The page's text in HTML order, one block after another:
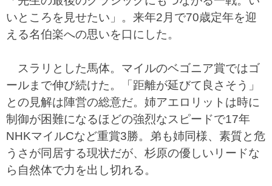
いところを見せたい」。来年2月で70歳定年を迎
える名伯楽への思いを口にした。
スラリとした馬体。マイルのベゴニア賞ではゴ
ールまで伸び続けた。「距離が延びて良さそう」
との見解は陣営の総意だ。姉アエロリットは時に
制御が困難になるほどの強烈なスピードで17年
NHKマイルCなど重賞3勝。弟も姉同様、素質と危
うさが同居する現状だが、杉原の優しいリードな
ら自然体で力を出し切れる。